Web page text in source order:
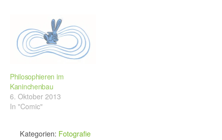
Philosophieren im
Kaninchenbau
6. Oktober 2013
In "Comic"
Kategorien: Fotografie